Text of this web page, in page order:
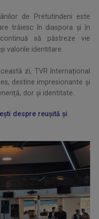
de Pretutindeni este
trăiesc în diaspora și în
să păstreze vie
valorile identitare.
zi, TVR Internațional
destine impresionante și
dor și identitate.
despre reușită și